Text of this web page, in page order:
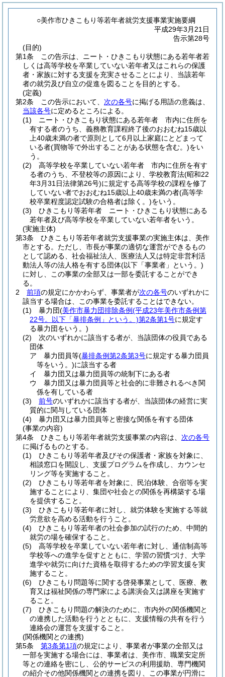
○美作市ひきこもり等若年者就労支援事業実施要綱
平成29年3月21日
告示第28号
(目的)
第1条
この告示は、ニート・ひきこもり状態にある若年者若
しくは高等学校を卒業していない若年者又はこれらの保護
者・家族に対する支援を充実させることにより、当該若年
者の就労及び自立の促進を図ることを目的とする。
(定義)
第2条
この告示において、 次の各号に掲げる用語の意義は、
当該各号に定めるところによる。
(1)
ニート・ひきこもり状態にある若年者 市内に住所を
有する者のうち、義務教育課程終了後のおおむね15歳以
上40歳未満の者で原則として6月以上家庭にとどまって
いる者(買物等で外出することがある状態を含む。)をい
う。
(2)
高等学校を卒業していない若年者 市内に住所を有す
る者のうち、不登校等の原因により、学校教育法(昭和22
年3月31日法律第26号)に規定する高等学校の課程を修了
していない者でおおむね15歳以上40歳未満の者(高等学
校卒業程度認定試験の合格者は除く。)をいう。
(3)
ひきこもり等若年者 ニート・ひきこもり状態にある
若年者及び高等学校を卒業していない若年者をいう。
(実施主体)
第3条
ひきこもり等若年者就労支援事業の実施主体は、美作
市とする。 ただし、市長が事業の適切な運営ができるもの
として認める、社会福祉法人、医療法人又は特定非営利活
動法人等の法人格を有する団体(以下「事業者」という。)
に対し、この事業の全部又は一部を委託することができ
る。
2
前項の規定にかかわらず、事業者が次の各号のいずれかに
該当する場合は、この事業を委託することはできない。
(1)
暴力団(美作市暴力団排除条例(平成23年美作市条例第
22号。以下「暴排条例」という。)第2条第1号に規定す
る暴力団をいう。)
(2)
次のいずれかに該当する者が、当該団体の役員である
団体
ア
暴力団員等(暴排条例第2条第3号に規定する暴力団員
等をいう。)に該当する者
イ
暴力団又は暴力団員等の統制下にある者
ウ
暴力団又は暴力団員等と社会的に非難されるべき関
係を有している者
(3)
前号のいずれかに該当する者が、当該団体の経営に実
質的に関与している団体
(4)
暴力団又は暴力団員等と密接な関係を有する団体
(事業の内容)
第4条
ひきこもり等若年者就労支援事業の内容は、 次の各号
に掲げるものとする。
(1)
ひきこもり等若年者及びその保護者・家族を対象に、
相談窓口を開設し、支援プログラムを作成し、カウンセ
リング等を実施すること。
(2)
ひきこもり等若年者を対象に、民泊体験、合宿等を実
施することにより、集団や社会との関係を再構築する場
を提供すること。
(3)
ひきこもり等若年者に対し、就労体験を実施する等就
労意欲を高める活動を行うこと。
(4)
ひきこもり等若年者の社会参加の試行のため、中間的
就労の場を確保すること。
(5)
高等学校を卒業していない若年者に対し、通信制高等
学校等への進学を促すとともに、学習の習慣づけ、大学
進学や就労に向けた資格を取得するための学習支援を実
施すること。
(6)
ひきこもり問題等に関する啓発事業として、医療、教
育又は福祉関係の専門家による講演会又は講座を実施す
ること。
(7)
ひきこもり問題の解決のために、市内外の関係機関と
の連携した活動を行うとともに、支援情報の共有を行う
連絡会の運営を支援すること。
(関係機関との連携)
第5条
第3条第1項の規定により、事業者が事業の全部又は
一部を実施する場合には、事業者は、美作市、職業安定所
等との連絡を密にし、公的サービスの利用援助、専門機関
の紹介その他関係機関との連携を図り、この事業が円滑に